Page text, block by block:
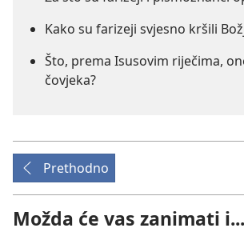
Kako su farizeji svjesno kršili
Što, prema Isusovim riječima,
čovjeka?
Prethodno
Možda će vas zanimati i...